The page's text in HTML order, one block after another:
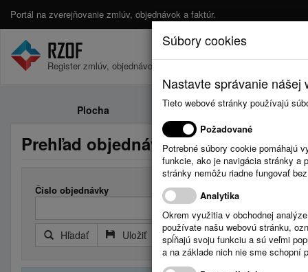
Portál na zverejňovanie zmlúv, objednávok a faktúr.
Register zmlúv, objednávok a faktúr.
Plocha Zmluvy
Prehľad objednávok
Číslo objednávky
Hľadať Uložiť Reset Rozšírený filter
Súbory cookies
Nastavte správanie
Tieto webové stránky používajú
Požadované
Potrebné súbory cookie pomáhajú
funkcie, ako je navigácia stránky a
stránky nemôžu riadne fungovať
Analytika
Okrem využitia v obchodnej
používate našu webovú stránku,
spĺňajú svoju funkciu a sú veľmi
a na základe nich nie sme schopní